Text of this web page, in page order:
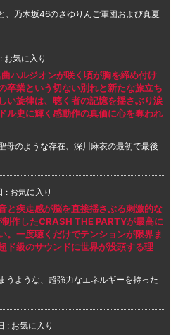
、乃木坂46のさゆりんご軍団および真夏
: お気に入り
ハルジオンが咲く頃が胸を締め付け
卒業という切ない別れと新たな旅立ち
い旋律は、聴く者の記憶を揺さぶり涙
ル史に輝く感動作の真価に心を奪われ
母のような存在、深川麻衣の最初で最後
: お気に入り
と疾走感が脳を直接揺さぶる刺激的な
作したCRASH THE PARTYが最高に
。一度聴くだけでテンションが限界ま
ド級のサウンドに世界が没頭する理
うような、超強力なエネルギーを持った
: お気に入り